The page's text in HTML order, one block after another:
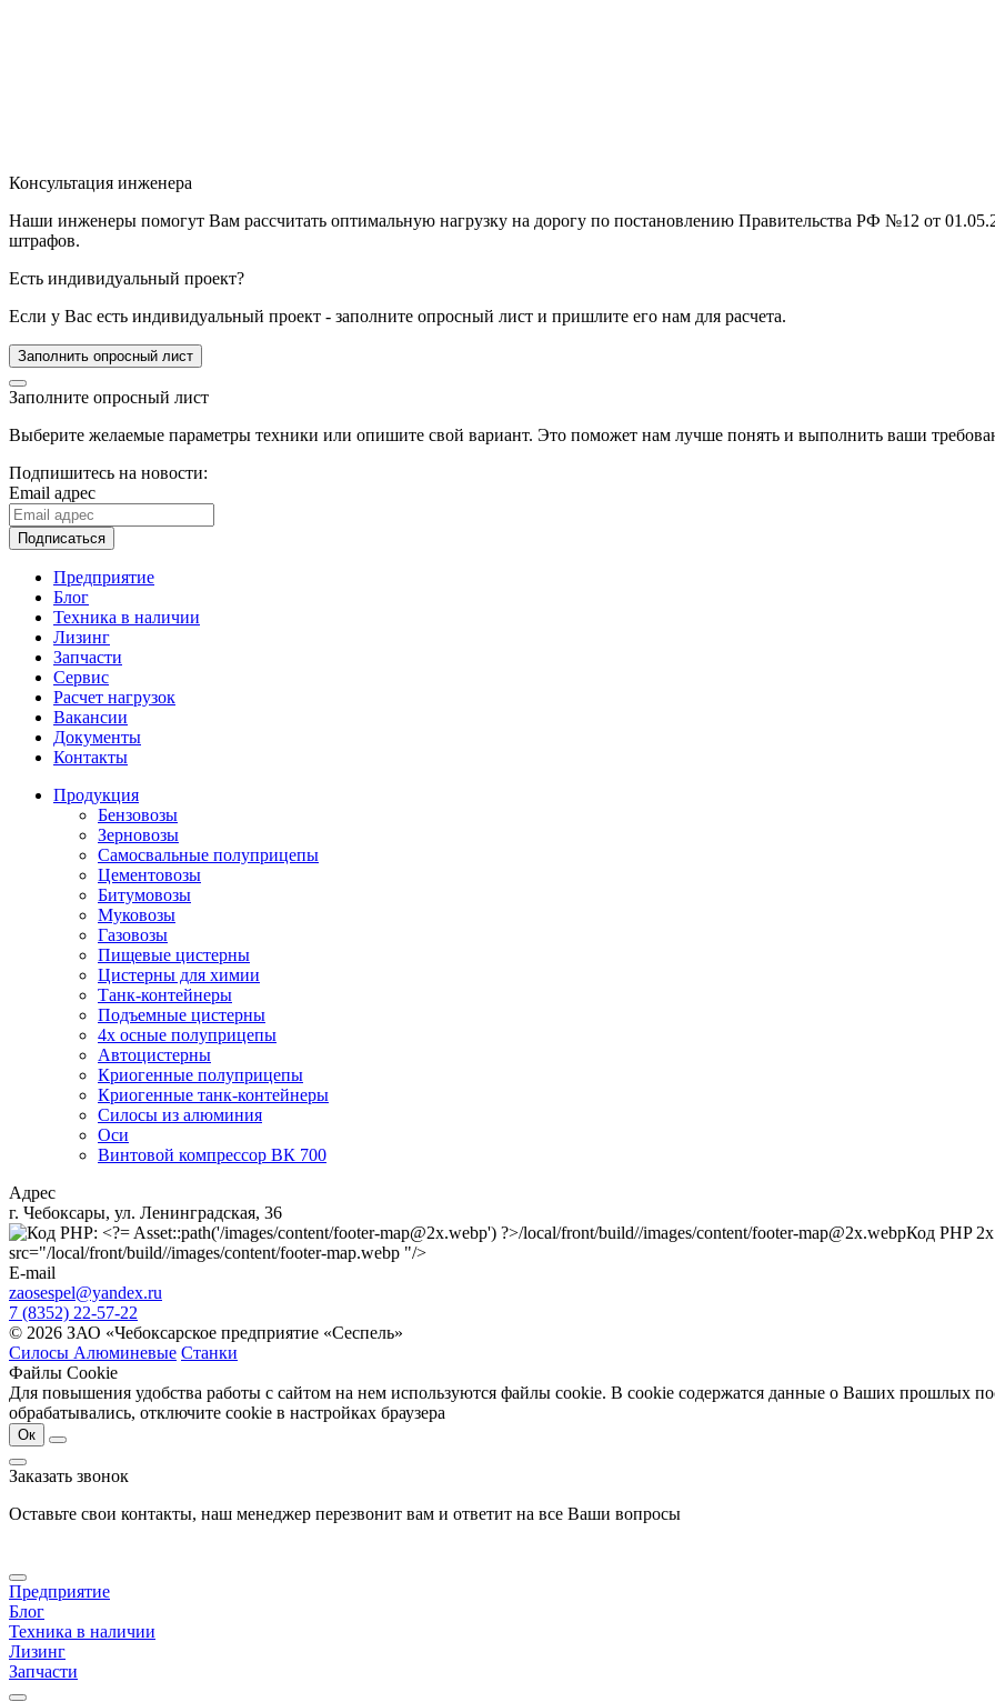
Консультация инженера
Наши инженеры помогут Вам рассчитать оптимальную нагрузку на дорогу по постановлению Правительства РФ №12 от
штрафов.
Есть индивидуальный проект?
Если у Вас есть индивидуальный проект - заполните опросный лист и пришлите его нам для расчета.
Заполнить опросный лист
Заполните опросный лист
Выберите желаемые параметры техники или опишите свой вариант. Это поможет нам лучше понять и выполнить ваши
Подпишитесь на новости:
Email адрес
Подписаться
Предприятие
Блог
Техника в наличии
Лизинг
Запчасти
Сервис
Расчет нагрузок
Вакансии
Документы
Контакты
Продукция
Бензовозы
Зерновозы
Самосвальные полуприцепы
Цементовозы
Битумовозы
Муковозы
Газовозы
Пищевые цистерны
Цистерны для химии
Танк-контейнеры
Подъемные цистерны
4х осные полуприцепы
Автоцистерны
Криогенные полуприцепы
Криогенные танк-контейнеры
Силосы из алюминия
Оси
Винтовой компрессор ВК 700
Адрес
г. Чебоксары, ул. Ленинградская, 36
/local/front/build//images/content/footer-map@2x.webpКод PHP
src="/local/front/build//images/content/footer-map.webp "/>
E-mail
zaosespel@yandex.ru
7 (8352) 22-57-22
© 2026 ЗАО «Чебоксарское предприятие «Сеспель»
Силосы Алюминевые Станки
Файлы Cookie
Для повышения удобства работы с сайтом на нем используются файлы cookie. В cookie содержатся данные о Ваших прошлых
обрабатывались, отключите cookie в настройках браузера
Ок
Заказать звонок
Оставьте свои контакты, наш менеджер перезвонит вам и ответит на все Ваши вопросы
Предприятие
Блог
Техника в наличии
Лизинг
Запчасти